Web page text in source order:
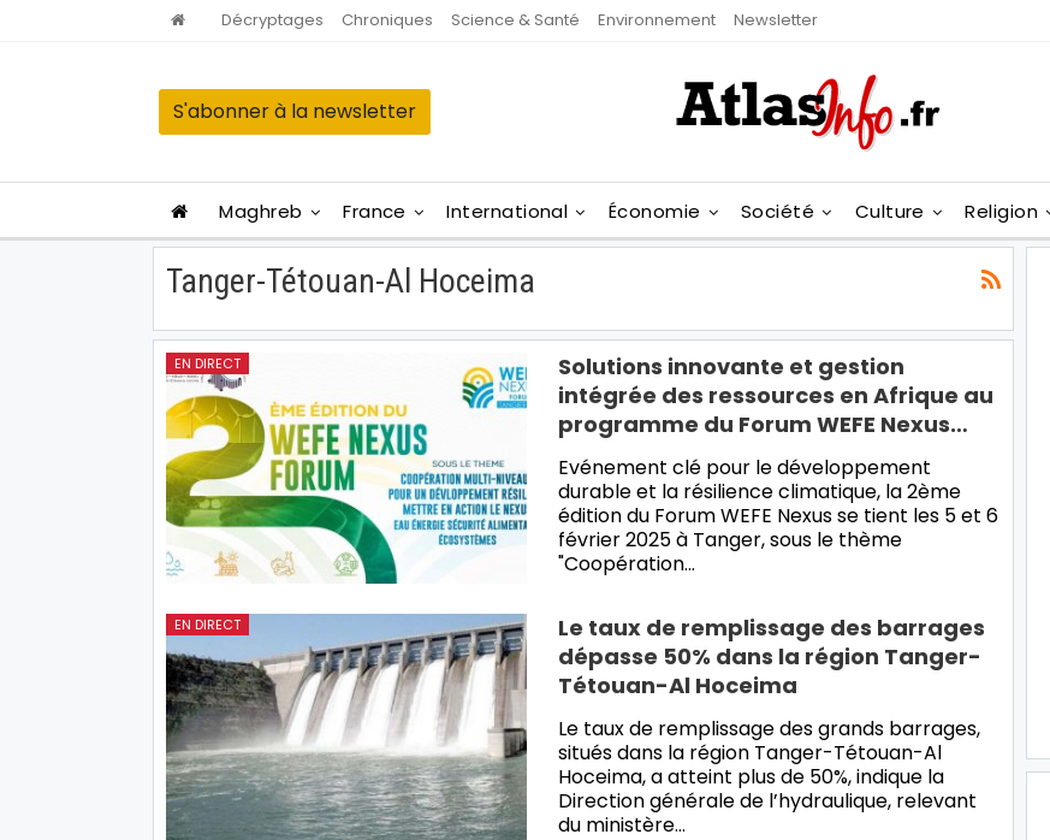
Décryptages Chroniques Science & Santé Environnement Newsletter
S'abonner à la newsletter
Maghreb France International Économie Société Culture Religion
Tanger-Tétouan-Al Hoceima
EN DIRECT
Solutions innovante et gestion
intégrée des ressources en Afrique au
programme du Forum WEFE Nexus…
Evénement clé pour le développement
durable et la résilience climatique, la 2ème
édition du Forum WEFE Nexus se tient les 5 et 6
février 2025 à Tanger, sous le thème
"Coopération…
EN DIRECT
Le taux de remplissage des barrages
dépasse 50% dans la région Tanger-
Tétouan-Al Hoceima
Le taux de remplissage des grands barrages,
situés dans la région Tanger-Tétouan-Al
Hoceima, a atteint plus de 50%, indique la
Direction générale de l’hydraulique, relevant
du ministère…